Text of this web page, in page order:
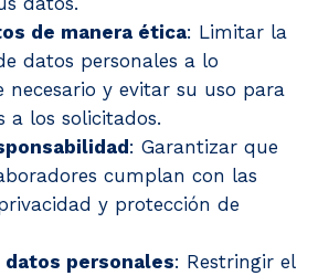
de manera ética: Limitar la
datos personales a lo
necesario y evitar su uso para
a los solicitados.
: Garantizar que
cumplan con las
y protección de
personales: Restringir el